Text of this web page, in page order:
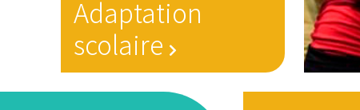
Adaptation
scolaire